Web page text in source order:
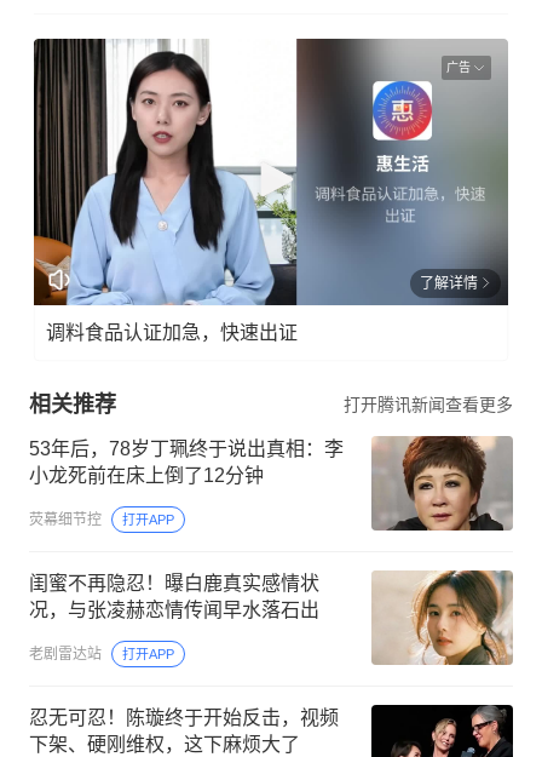
广告
了解详情
调料食品认证加急，快速出证
相关推荐 打开腾讯新闻查看更多
53年后，78岁丁珮终于说出真相：李
小龙死前在床上倒了12分钟
荧幕细节控 打开APP
闺蜜不再隐忍！曝白鹿真实感情状
况，与张凌赫恋情传闻早水落石出
老剧雷达站 打开APP
忍无可忍！陈璇终于开始反击，视频
下架、硬刚维权，这下麻烦大了